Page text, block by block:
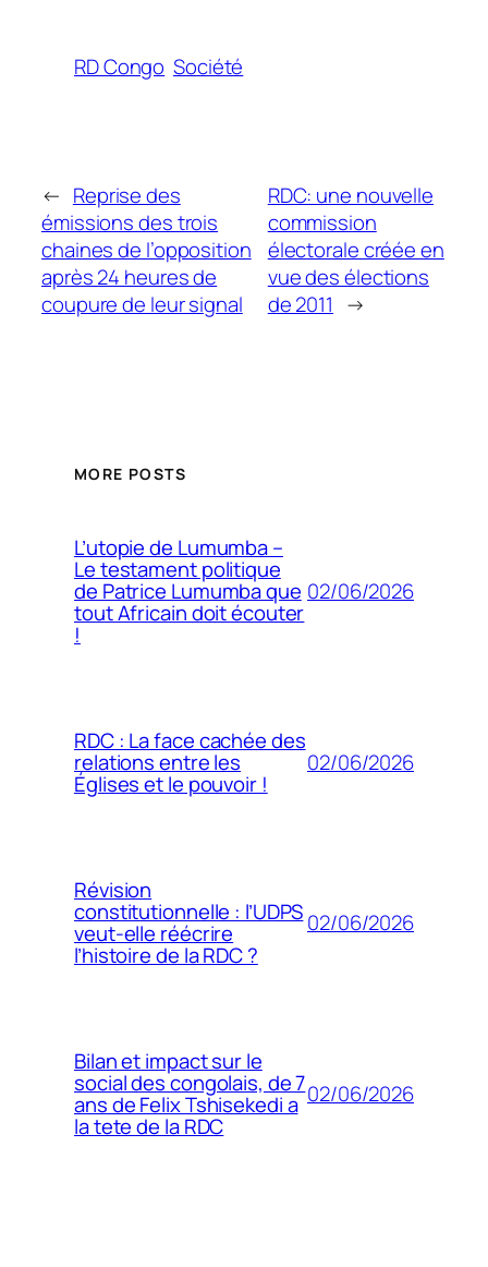
RD Congo Société
← Reprise des
émissions des trois
chaines de l’opposition
après 24 heures de
coupure de leur signal
RDC: une nouvelle
commission
électorale créée en
vue des élections
de 2011 →
MORE POSTS
L’utopie de Lumumba –
Le testament politique
de Patrice Lumumba que
tout Africain doit écouter
!
02/06/2026
RDC : La face cachée des
relations entre les
Églises et le pouvoir !
02/06/2026
Révision
constitutionnelle : l’UDPS
veut-elle réécrire
l’histoire de la RDC ?
02/06/2026
Bilan et impact sur le
social des congolais, de 7
ans de Felix Tshisekedi a
la tete de la RDC
02/06/2026